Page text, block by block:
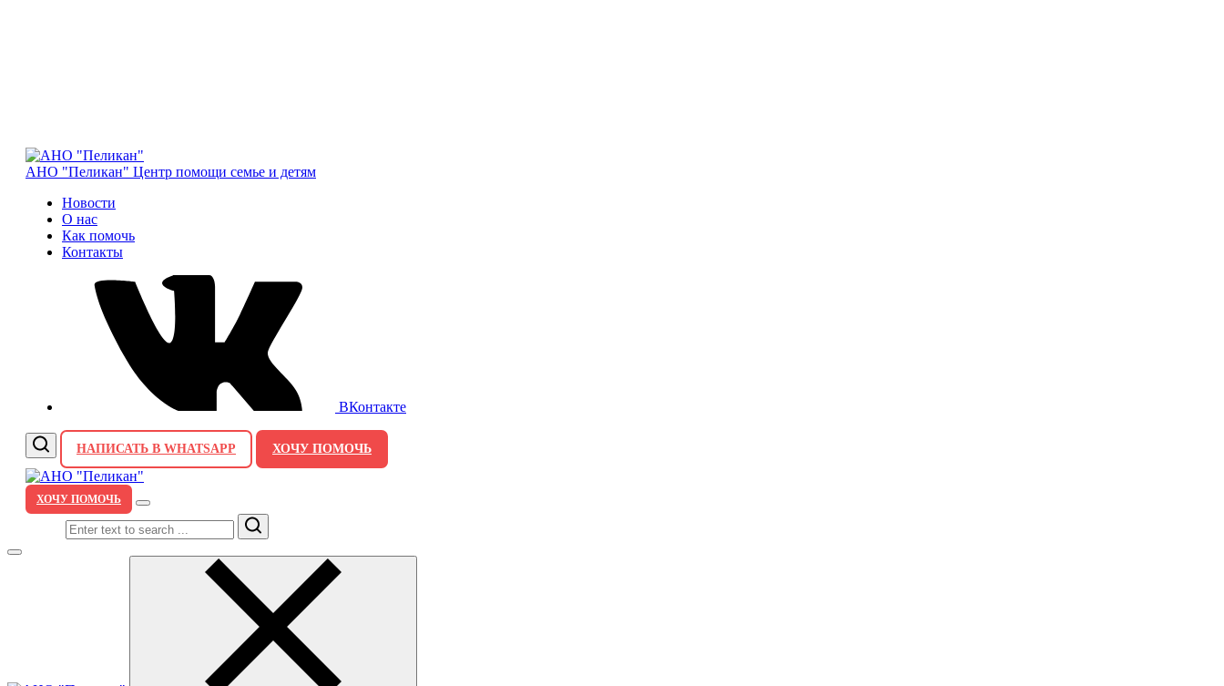
АНО "Пеликан" Центр помощи семье и детям
Новости
О нас
Как помочь
Контакты
ВКонтакте
НАПИСАТЬ В WHATSAPP ХОЧУ ПОМОЧЬ
ХОЧУ ПОМОЧЬ
Search